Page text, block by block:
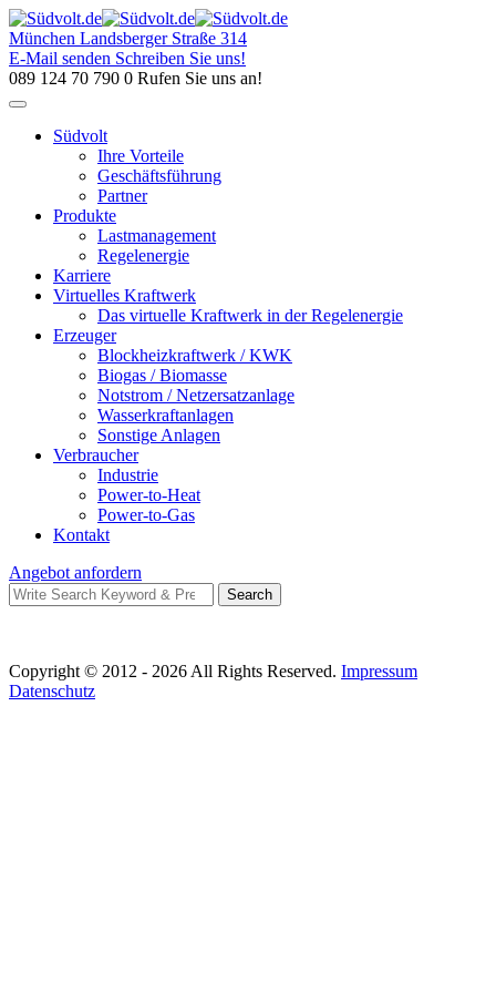
Skip
to
content
München Landsberger Straße 314
E-Mail senden Schreiben Sie uns!
089 124 70 790 0 Rufen Sie uns an!
Südvolt
Ihre Vorteile
Geschäftsführung
Partner
Produkte
Lastmanagement
Regelenergie
Karriere
Virtuelles Kraftwerk
Das virtuelle Kraftwerk in der Regelenergie
Erzeuger
Blockheizkraftwerk / KWK
Biogas / Biomasse
Notstrom / Netzersatzanlage
Wasserkraftanlagen
Sonstige Anlagen
Verbraucher
Industrie
Power-to-Heat
Power-to-Gas
Kontakt
Angebot anfordern
Search
for:
Search
Copyright © 2012 - 2026 All Rights Reserved. Impressum
Datenschutz